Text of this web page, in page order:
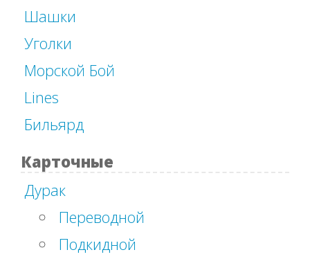
Шашки
Уголки
Морской Бой
Lines
Бильярд
Карточные
Дурак
Переводной
Подкидной